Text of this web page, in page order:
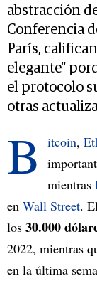
abstracción
Conferencia
París,
elegante"
el protocolo
otras
B itcoin,
mientras
en Wall Street.
los 30.000
2022, mientras
en la última